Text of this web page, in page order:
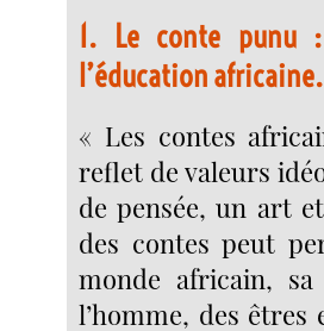
1. Le conte punu
l’éducation africaine.
« Les contes
reflet de valeurs
de pensée, un art
des contes peut
monde africain,
l’homme, des